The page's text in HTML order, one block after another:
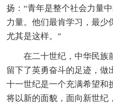
扬：“青年是整个社会力量
力量。他们最肯学习，最少
尤其是这样。”
在二十世纪，中华民族
留下了英勇奋斗的足迹，做
十一世纪是一个充满希望和
将以新的面貌，面向新世纪